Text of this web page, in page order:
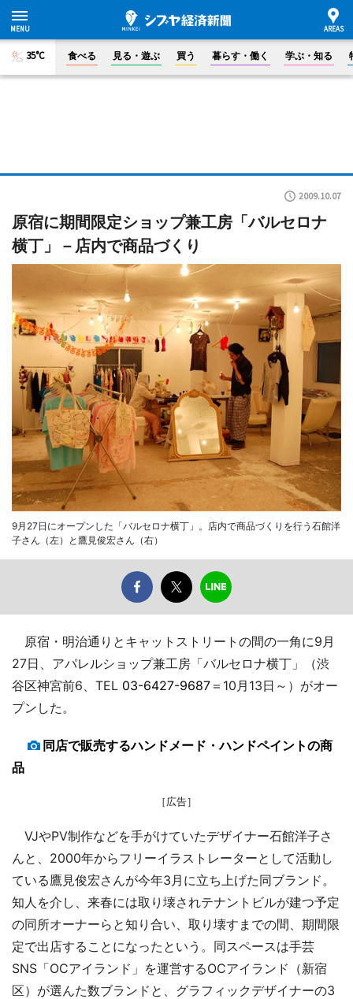
35°C 食べる 見る・遊ぶ 買う 暮らす・働く 学ぶ・知る
2009.10.07
原宿に期間限定ショップ兼工房「バルセロナ
横丁」－店内で商品づくり
9月27日にオープンした「バルセロナ横丁」。店内で商品づくりを行う石館洋
子さん（左）と鷹見俊宏さん（右）
原宿・明治通りとキャットストリートの間の一角に9月
27日、アパレルショップ兼工房「バルセロナ横丁」（渋
谷区神宮前6、TEL 03-6427-9687 ＝10月13日～）がオー
プンした。
同店で販売するハンドメード・ハンドペイントの商
品
［広告］
VJやPV制作などを手がけていたデザイナー石館洋子さ
んと、2000年からフリーイラストレーターとして活動し
ている鷹見俊宏さんが今年3月に立ち上げた同ブランド。
知人を介し、来春には取り壊されテナントビルが建つ予定
の同所オーナーらと知り合い、取り壊すまでの間、期間限
定で出店することになったという。同スペースは手芸
SNS「OCアイランド」を運営するOCアイランド（新宿
区）が選んた数ブランドと、グラフィックデザイナーの3